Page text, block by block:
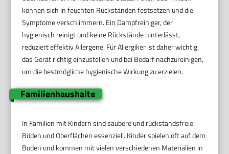
können sich in feuchten Rückständen festsetzen und die
Symptome verschlimmern. Ein Dampfreiniger, der
hygienisch reinigt und keine Rückstände hinterlässt,
reduziert effektiv Allergene. Für Allergiker ist daher wichtig,
das Gerät richtig einzustellen und bei Bedarf nachzureinigen,
um die bestmögliche hygienische Wirkung zu erzielen.
Familienhaushalte
In Familien mit Kindern sind saubere und rückstandsfreie
Böden und Oberflächen essenziell. Kinder spielen oft auf dem
Boden und kommen mit vielen verschiedenen Materialien in